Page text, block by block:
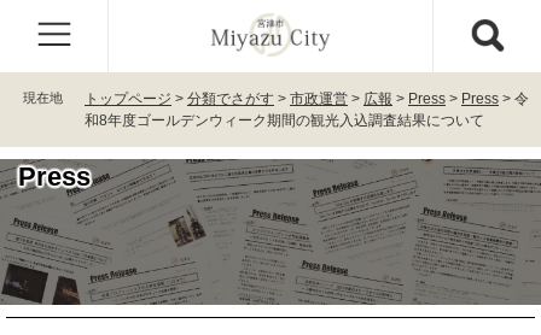
で
す
。
ば
し
て
本
文
へ
現在地 トップページ > 分類でさがす > 市政運営 > 広報 > Press > Press > 令
和8年度ゴールデンウィーク期間の観光入込調査結果について
Press